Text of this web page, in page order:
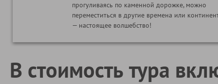
прогуливаясь по каменной дорожке, можно
переместиться в другие времена или
— настоящее волшебство!
В стоимость тура